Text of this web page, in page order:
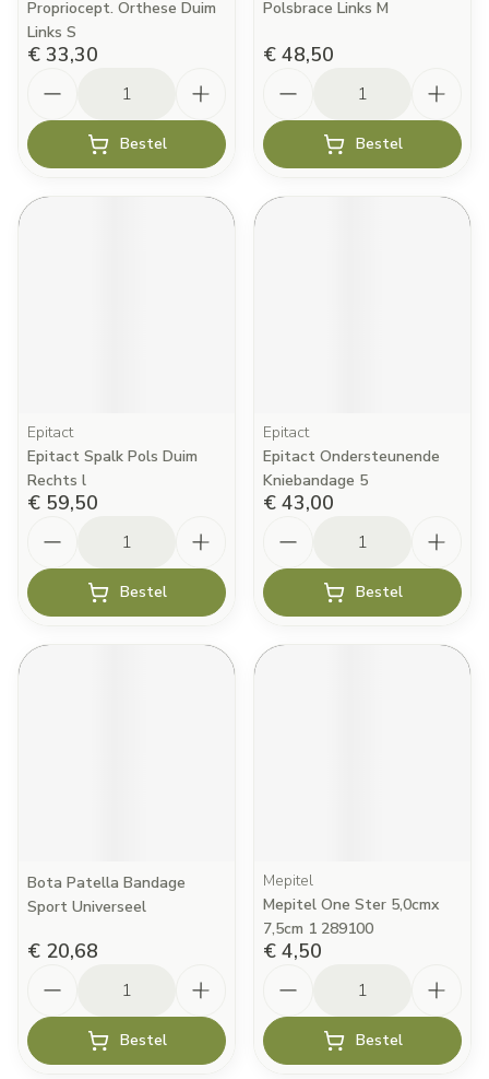
Propriocept. Orthese Duim
Links S
€ 33,30
Bestel
Polsbrace Links M
€ 48,50
Bestel
Epitact
Epitact Spalk Pols Duim
Rechts l
€ 59,50
Bestel
Epitact
Epitact Ondersteunende
Kniebandage 5
€ 43,00
Bestel
Bota Patella Bandage
Sport Universeel
€ 20,68
Bestel
Mepitel
Mepitel One Ster 5,0cmx
7,5cm 1 289100
€ 4,50
Bestel